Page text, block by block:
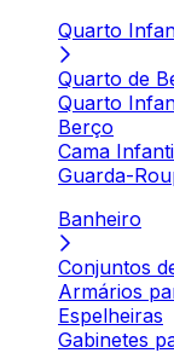
Quarto
Quarto de
Quarto
Berço
Cama
Guarda-
Banheiro
Conjuntos
Armários
Espelheiras
Gabinetes